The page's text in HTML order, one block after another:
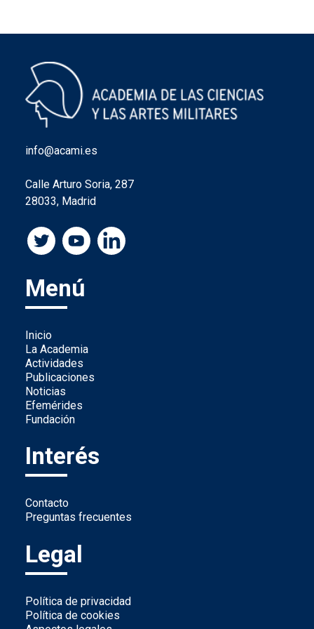
info@acami.es
Calle Arturo Soria, 287
28033, Madrid
Menú
Inicio
La Academia
Actividades
Publicaciones
Noticias
Efemérides
Fundación
Interés
Contacto
Preguntas frecuentes
Legal
Política de privacidad
Política de cookies